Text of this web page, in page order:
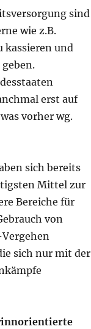
sind
wie z.B.
kassieren und
erst auf
vorher wg.
sich bereits
Mittel zur
Bereiche für
von
sich nur mit der